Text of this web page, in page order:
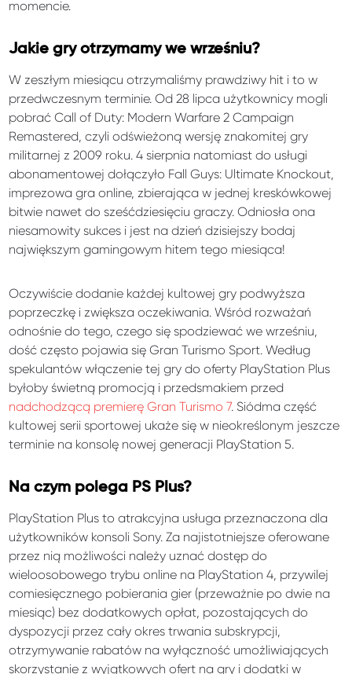
momencie.
Jakie gry otrzymamy we wrześniu?
W zeszłym miesiącu otrzymaliśmy prawdziwy hit i to w
przedwczesnym terminie. Od 28 lipca użytkownicy mogli
pobrać Call of Duty: Modern Warfare 2 Campaign
Remastered, czyli odświeżoną wersję znakomitej gry
militarnej z 2009 roku. 4 sierpnia natomiast do usługi
abonamentowej dołączyło Fall Guys: Ultimate Knockout,
imprezowa gra online, zbierająca w jednej kreskówkowej
bitwie nawet do sześćdziesięciu graczy. Odniosła ona
niesamowity sukces i jest na dzień dzisiejszy bodaj
największym gamingowym hitem tego miesiąca!
Oczywiście dodanie każdej kultowej gry podwyższa
poprzeczkę i zwiększa oczekiwania. Wśród rozważań
odnośnie do tego, czego się spodziewać we wrześniu,
dość często pojawia się Gran Turismo Sport. Według
spekulantów włączenie tej gry do oferty PlayStation Plus
byłoby świetną promocją i przedsmakiem przed
nadchodzącą premierę Gran Turismo 7. Siódma część
kultowej serii sportowej ukaże się w nieokreślonym jeszcze
terminie na konsolę nowej generacji PlayStation 5.
Na czym polega PS Plus?
PlayStation Plus to atrakcyjna usługa przeznaczona dla
użytkowników konsoli Sony. Za najistotniejsze oferowane
przez nią możliwości należy uznać dostęp do
wieloosobowego trybu online na PlayStation 4, przywilej
comiesięcznego pobierania gier (przeważnie po dwie na
miesiąc) bez dodatkowych opłat, pozostających do
dyspozycji przez cały okres trwania subskrypcji,
otrzymywanie rabatów na wyłączność umożliwiających
skorzystanie z wyjątkowych ofert na gry i dodatki w